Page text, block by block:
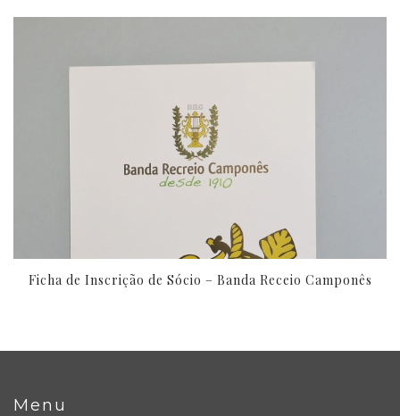
Ficha de Inscrição de Sócio – Banda Receio Camponês
Menu